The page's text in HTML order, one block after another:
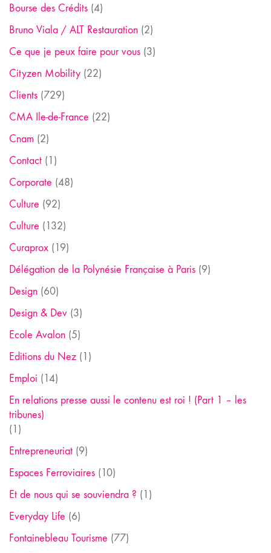
Bourse des Crédits (4)
Bruno Viala / ALT Restauration (2)
Ce que je peux faire pour vous (3)
Cityzen Mobility (22)
Clients (729)
CMA Ile-de-France (22)
Cnam (2)
Contact (1)
Corporate (48)
Culture (92)
Culture (132)
Curaprox (19)
Délégation de la Polynésie Française à Paris (9)
Design (60)
Design & Dev (3)
Ecole Avalon (5)
Editions du Nez (1)
Emploi (14)
En relations presse aussi le contenu est roi ! (Part 1 – les
tribunes)
(1)
Entrepreneuriat (9)
Espaces Ferroviaires (10)
Et de nous qui se souviendra ? (1)
Everyday Life (6)
Fontainebleau Tourisme (77)